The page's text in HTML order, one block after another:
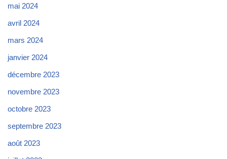
mai 2024
avril 2024
mars 2024
janvier 2024
décembre 2023
novembre 2023
octobre 2023
septembre 2023
août 2023